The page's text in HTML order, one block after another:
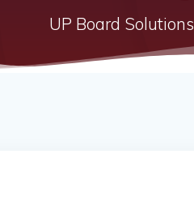
UP Board Solutions